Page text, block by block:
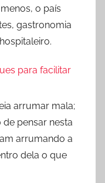
o país
gastronomia
para facilitar
arrumar mala;
pensar nesta
arrumando a
dela o que